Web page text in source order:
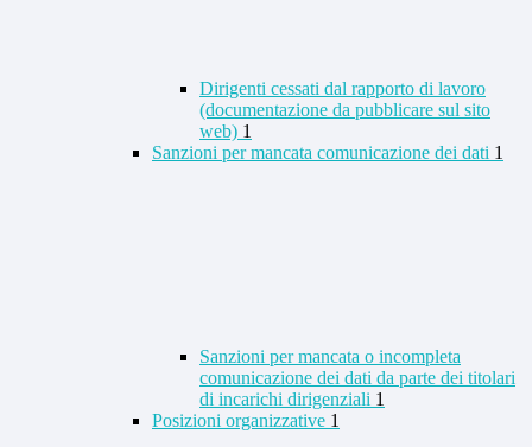
Dirigenti cessati dal rapporto di lavoro
(documentazione da pubblicare sul sito
web) 1
Sanzioni per mancata comunicazione dei dati 1
Sanzioni per mancata o incompleta
comunicazione dei dati da parte dei titolari
di incarichi dirigenziali 1
Posizioni organizzative 1